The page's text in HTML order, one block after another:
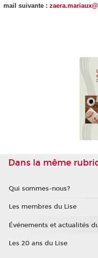
mail suivante :
Dans la même
Qui sommes-nous?
Les membres du Lise
Événements et actualités
Les 20 ans du Lise